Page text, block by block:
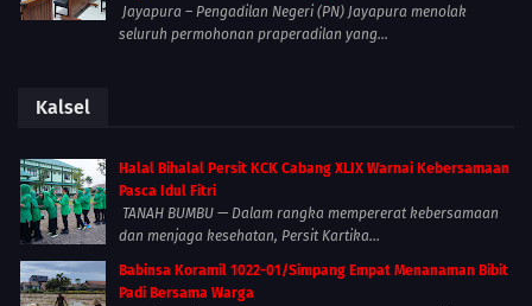
Jayapura – Pengadilan Negeri (PN) Jayapura menolak
seluruh permohonan praperadilan yang...
Kalsel
Halal Bihalal Persit KCK Cabang XLIX Warnai Kebersamaan
Pasca Idul Fitri
TANAH BUMBU — Dalam rangka mempererat kebersamaan
dan menjaga kesehatan, Persit Kartika...
Babinsa Koramil 1022-01/Simpang Empat Menanaman Bibit
Padi Bersama Warga